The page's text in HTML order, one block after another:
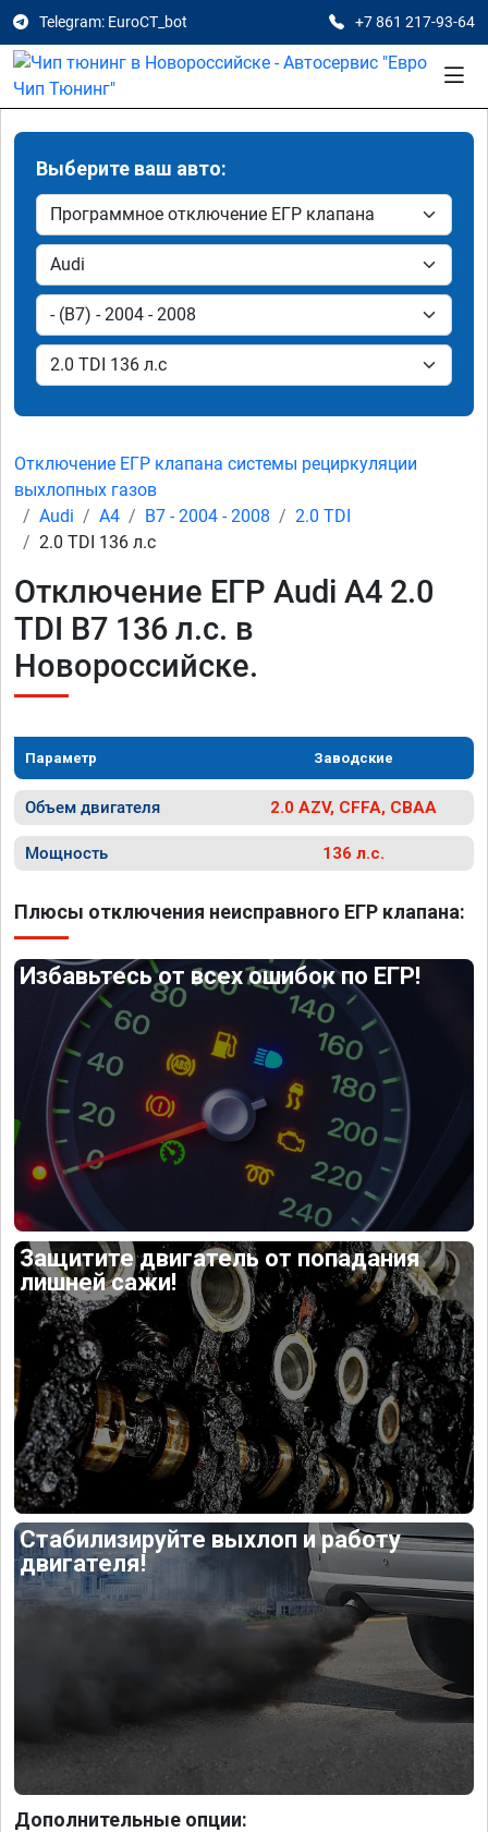
Telegram: EuroCT_bot +7 861 217-93-64
Выберите ваш авто:
Отключение ЕГР клапана системы рециркуляции
выхлопных газов
Audi
A4 B7 - 2004 - 2008
2.0 TDI
2.0 TDI 136 л.с
Отключение ЕГР Audi A4 2.0
TDI B7 136 л.с. в
Новороссийске.
Параметр Заводские
Объем двигателя 2.0 AZV, CFFA, CBAA
Мощность 136 л.с.
Плюсы отключения неисправного ЕГР клапана:
Избавьтесь от всех ошибок по ЕГР!
Защитите двигатель от попадания
лишней сажи!
Стабилизируйте выхлоп и работу
двигателя!
Дополнительные опции: